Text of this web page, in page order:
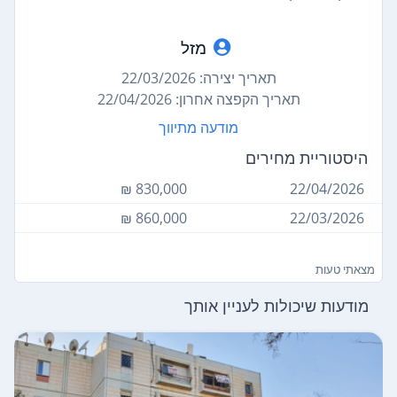
מזל
תאריך יצירה: 22/03/2026
תאריך הקפצה אחרון: 22/04/2026
מודעה מתיווך
היסטוריית מחירים
22/04/2026
830,000 ₪
22/03/2026
860,000 ₪
מצאתי טעות
מודעות שיכולות לעניין אותך